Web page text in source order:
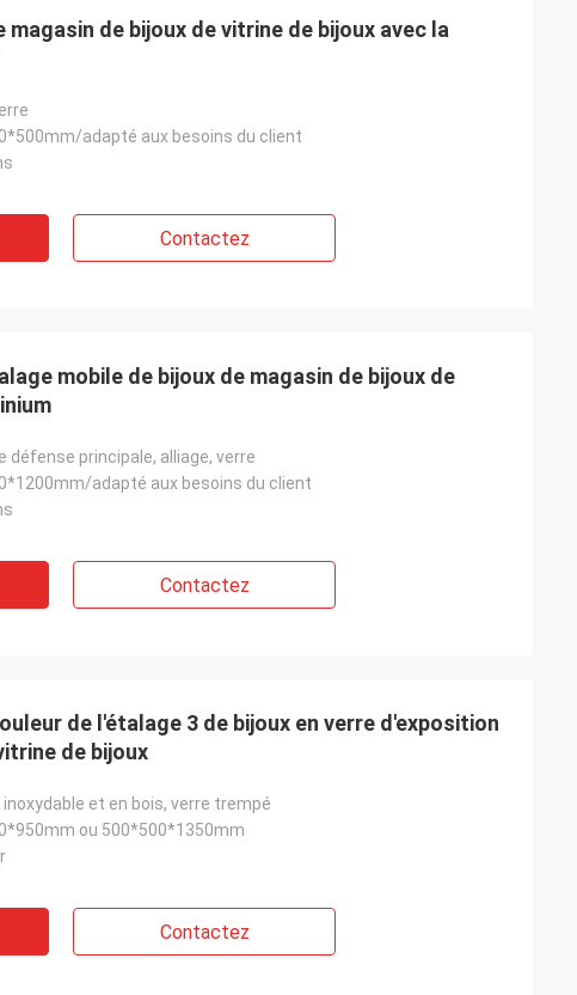
Cocos merci. Beaucoup de clients
félicitent mon magasin de vêtements. Il
magasin de bijoux de vitrine de bijoux avec la
adapté aux besoins du client
Contactez
mobile de bijoux de magasin de bijoux de
défense principale, alliage, verre
adapté aux besoins du client
Contactez
de l'étalage 3 de bijoux en verre d'exposition
de bijoux
inoxydable et en bois, verre trempé
ou 500*500*1350mm
Contactez